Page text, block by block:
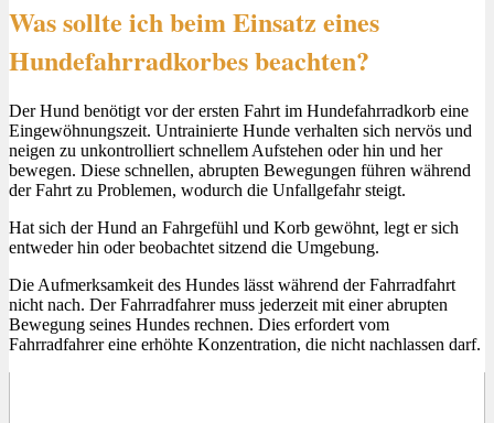
Was sollte ich beim Einsatz eines
Hundefahrradkorbes beachten?
Der Hund benötigt vor der ersten Fahrt im Hundefahrradkorb eine
Eingewöhnungszeit. Untrainierte Hunde verhalten sich nervös und
neigen zu unkontrolliert schnellem Aufstehen oder hin und her
bewegen. Diese schnellen, abrupten Bewegungen führen während
der Fahrt zu Problemen, wodurch die Unfallgefahr steigt.
Hat sich der Hund an Fahrgefühl und Korb gewöhnt, legt er sich
entweder hin oder beobachtet sitzend die Umgebung.
Die Aufmerksamkeit des Hundes lässt während der Fahrradfahrt
nicht nach. Der Fahrradfahrer muss jederzeit mit einer abrupten
Bewegung seines Hundes rechnen. Dies erfordert vom
Fahrradfahrer eine erhöhte Konzentration, die nicht nachlassen darf.